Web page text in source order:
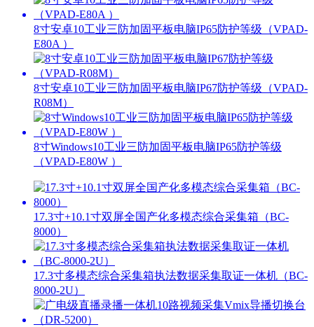
8寸安卓10工业三防加固平板电脑IP65防护等级（VPAD-
E80A ）
8寸安卓10工业三防加固平板电脑IP67防护等级（VPAD-
R08M）
8寸Windows10工业三防加固平板电脑IP65防护等级
（VPAD-E80W ）
17.3寸+10.1寸双屏全国产化多模态综合采集箱（BC-
8000）
17.3寸多模态综合采集箱执法数据采集取证一体机（BC-
8000-2U）